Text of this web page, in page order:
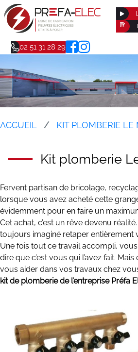
02 51 31 28 29
ACCUEIL KIT PLOMBERIE LE
Kit plomberie
Fervent partisan de bricolage,
lorsque vous avez acheté cette
évidemment pour en faire un
Cet achat, c’est un rêve devenu
toujours imaginé retaper entièrement
Une fois tout ce travail accompli,
dire que c’est vous qui l’avez fait.
vous aider dans vos travaux chez
kit de plomberie de l’entreprise Préfa